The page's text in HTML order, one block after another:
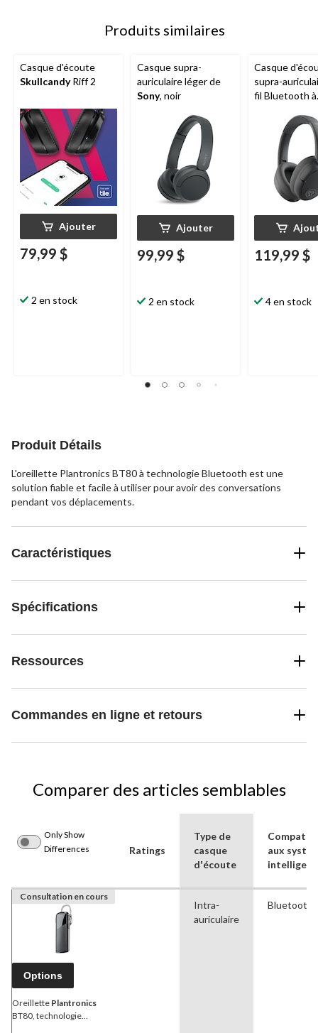
Produits similaires
Casque d'écoute
SkullcandyRiff 2
Ajouter
79,99 $
2 en stock
Casque supra-
auriculaire léger de
Sony, noir
Ajouter
99,99 $
2 en stock
Casque
supra-
fil Bluetooth à
JLAB
119,99 $
4 en stock
Produit Détails
L'oreillette Plantronics BT80 à technologie Bluetooth est une
solution fiable et facile à utiliser pour avoir des conversations
pendant vos déplacements.
Caractéristiques
Spécifications
Ressources
Commandes en ligne et retours
Comparer des articles semblables
Only Show
Differences
Ratings
Type de
casque
dʼécoute
aux
Consultation en cours
Options
Oreillette Plantronics
BT80, technologie
Intra-
auriculaire
Bluetooth